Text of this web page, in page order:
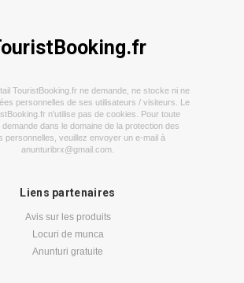
TouristBooking.fr ne demande, ne stocke ni ne
personnelles de ses utilisateurs / visiteurs. Le
n'utilise pas de cookies. Pour toute
dans le domaine de la protection des
personnelles, veuillez envoyer un e-mail à
anunturibrx@gmail.com
Liens partenaires
Avis sur les produits
Locuri de munca
Anunturi gratuite